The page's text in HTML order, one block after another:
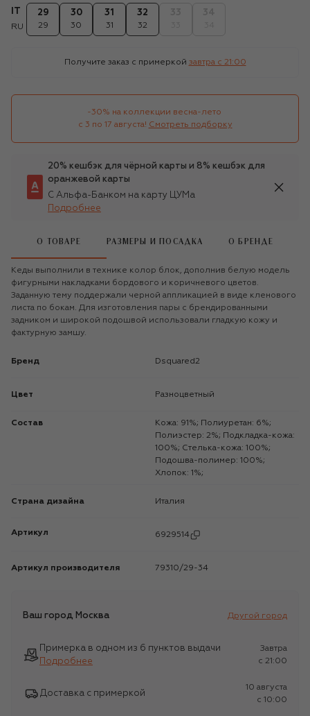
RU
29
29
30
30
31
31
32
32
Получите заказ с примеркой завтра c 21:00
-30% на коллекции весна-лето
с 3 по 17 августа! Смотреть подборку
20% кешбэк для чёрной карты и 8% кешбэк для
оранжевой карты
С Альфа-Банком на карту ЦУМа
Подробнее
О ТОВАРЕ РАЗМЕРЫ И ПОСАДКА О БРЕНДЕ
Кеды выполнили в технике колор блок, дополнив белую модель
фигурными накладками бордового и коричневого цветов.
Заданную тему поддержали черной аппликацией в виде кленового
листа по бокам. Для изготовления пары с брендированными
задником и широкой подошвой использовали гладкую кожу и
фактурную замшу.
Бренд Dsquared2
Цвет Разноцветный
Состав
Кожа: 91%; Полиуретан: 6%;
Полиэстер: 2%; Подкладка-кожа:
100%; Стелька-кожа: 100%;
Подошва-полимер: 100%;
Хлопок: 1%;
Страна дизайна Италия
Артикул 6929514
Артикул производителя 79310/29-34
Ваш город Москва Другой город
Примерка в одном из 6 пунктов выдачи
Подробнее
Завтра
c 21:00
Доставка с примеркой
10 августа
c 10:00